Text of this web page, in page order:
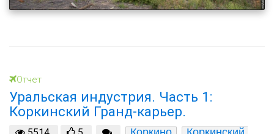
Отчет
Уральская индустрия. Часть 1:
Коркинский Гранд-карьер.